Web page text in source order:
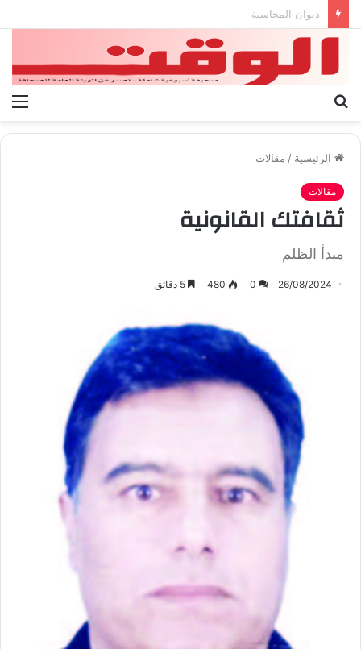
بيان الإتحاد الوطنى العام لعمال ليبيا
الرئيسية / مقالات
مقالات
ثقافتك القانونية
مبدأ الظلم
26/08/2024
0
480